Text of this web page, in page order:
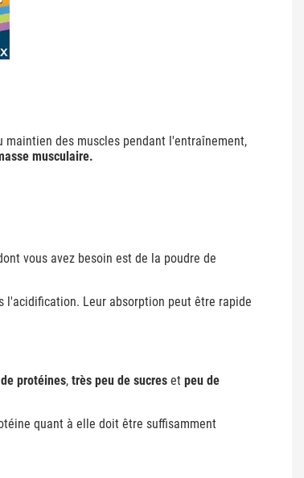
des muscles pendant l'entraînement,
musculaire.
vous avez besoin est de la poudre de
l'acidification. Leur absorption peut être rapide
protéines, très peu de sucres et peu de
quant à elle doit être suffisamment